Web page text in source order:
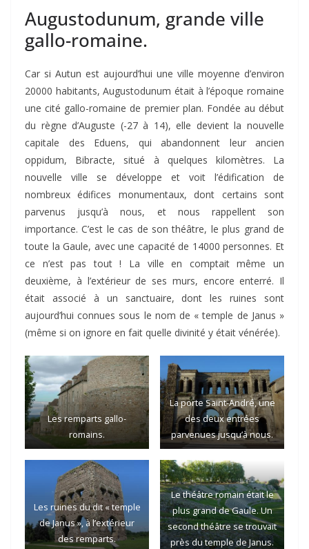
Augustodunum, grande ville
gallo-romaine.
Car si Autun est aujourd’hui une ville moyenne d’environ
20000 habitants, Augustodunum était à l’époque romaine
une cité gallo-romaine de premier plan. Fondée au début
du règne d’Auguste (-27 à 14), elle devient la nouvelle
capitale des Eduens, qui abandonnent leur ancien
oppidum, Bibracte, situé à quelques kilomètres. La
nouvelle ville se développe et voit l’édification de
nombreux édifices monumentaux, dont certains sont
parvenus jusqu’à nous, et nous rappellent son
importance. C’est le cas de son théâtre, le plus grand de
toute la Gaule, avec une capacité de 14000 personnes. Et
ce n’est pas tout ! La ville en comptait même un
deuxième, à l’extérieur de ses murs, encore enterré. Il
était associé à un sanctuaire, dont les ruines sont
aujourd’hui connues sous le nom de « temple de Janus »
(même si on ignore en fait quelle divinité y était vénérée).
Les remparts gallo-
romains.
La porte Saint-André, une
des deux entrées
parvenues jusqu’à nous.
Les ruines du dit « temple
de Janus », à l’extérieur
des remparts.
Le théâtre romain était le
plus grand de Gaule. Un
second théâtre se trouvait
près du temple de Janus.